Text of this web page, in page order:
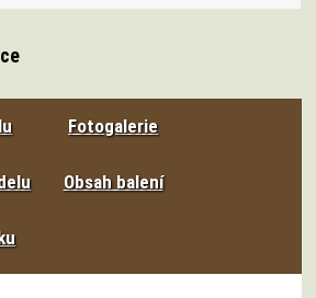
Fotogalerie
Obsah balení